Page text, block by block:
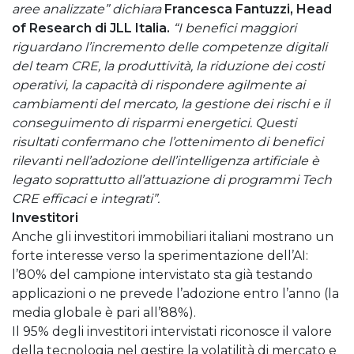
aree analizzate” dichiara Francesca Fantuzzi, Head
of Research di JLL Italia. “I benefici maggiori
riguardano l’incremento delle competenze digitali
del team CRE, la produttività, la riduzione dei costi
operativi, la capacità di rispondere agilmente ai
cambiamenti del mercato, la gestione dei rischi e il
conseguimento di risparmi energetici. Questi
risultati confermano che l’ottenimento di benefici
rilevanti nell’adozione dell’intelligenza artificiale è
legato soprattutto all’attuazione di programmi Tech
CRE efficaci e integrati”.
Investitori
Anche gli investitori immobiliari italiani mostrano un
forte interesse verso la sperimentazione dell’AI:
l’80% del campione intervistato sta già testando
applicazioni o ne prevede l’adozione entro l’anno (la
media globale è pari all’88%).
Il 95% degli investitori intervistati riconosce il valore
della tecnologia nel gestire la volatilità di mercato e